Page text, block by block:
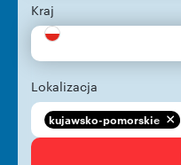
Kraj
Lokalizacja
kujawsko-pomorskie